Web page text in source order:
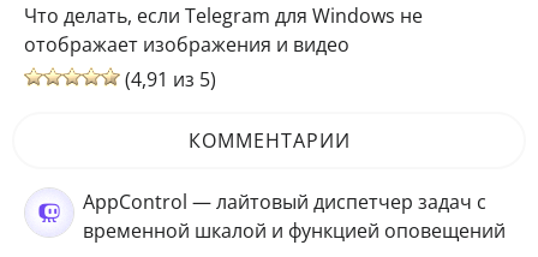
Что делать, если Telegram для Windows не
отображает изображения и видео
(4,91 из 5)
КОММЕНТАРИИ
AppControl — лайтовый диспетчер задач с
временной шкалой и функцией оповещений